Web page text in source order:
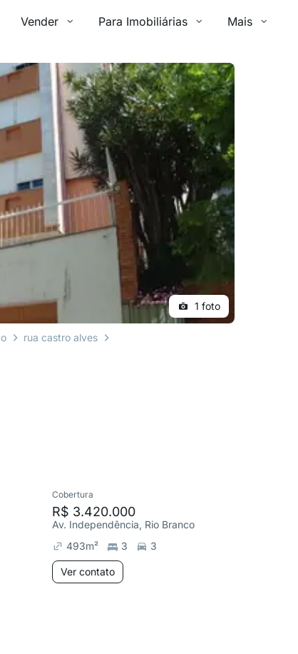
Vender Para Imobiliárias Mais
1 foto
rua castro alves
Cobertura
R$ 3.420.000
Av. Independência, Rio Branco
493m² 3 3
Ver contato